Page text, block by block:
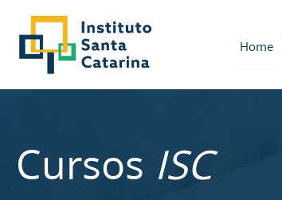
Home
Cursos ISC